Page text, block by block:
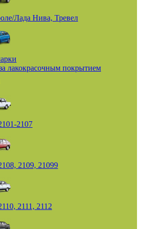
Лада Нива, Тревел
лакокрасочным покрытием
2107
2109, 21099
2111, 2112